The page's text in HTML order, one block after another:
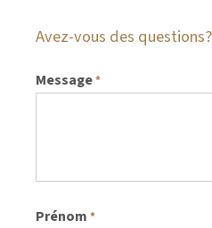
Avez-vous des questions?
Message*
Prénom *